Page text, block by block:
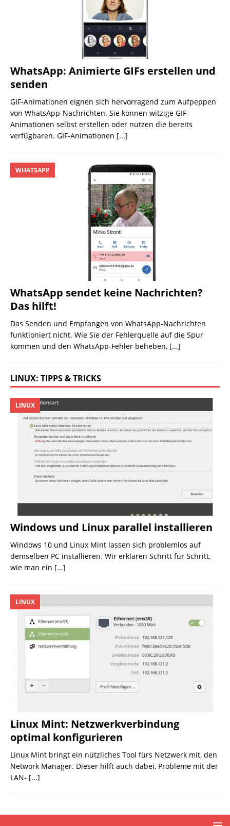
WhatsApp: Animierte GIFs erstellen und
senden
GIF-Animationen eignen sich hervorragend zum Aufpeppen
von WhatsApp-Nachrichten. Sie können witzige GIF-
Animationen selbst erstellen oder nutzen die bereits
verfügbaren. GIF-Animationen [...]
WhatsApp sendet keine Nachrichten?
Das hilft!
WHATSAPP
Das Senden und Empfangen von WhatsApp-Nachrichten
funktioniert nicht. Wie Sie der Fehlerquelle auf die Spur
kommen und den WhatsApp-Fehler beheben, [...]
LINUX: TIPPS & TRICKS
Windows und Linux parallel installieren
LINUX
Windows 10 und Linux Mint lassen sich problemlos auf
demselben PC installieren. Wir erklären Schritt für Schritt,
wie man ein [...]
Linux Mint: Netzwerkverbindung
optimal konfigurieren
LINUX
Linux Mint bringt ein nützliches Tool fürs Netzwerk mit, den
Network Manager. Dieser hilft auch dabei, Probleme mit der
LAN- [...]